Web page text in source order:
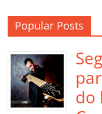
Popular Posts
do